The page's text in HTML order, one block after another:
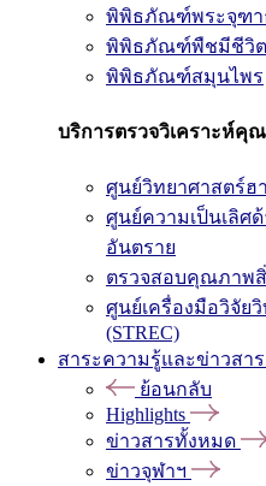
พิพิธภัณฑ์พระจุฑา
พิพิธภัณฑ์พืชมีชีวิต
พิพิธภัณฑ์สมุนไพร
บริการตรวจวิเคราะห์คุ
ศูนย์วิทยาศาสตร์ฮ
ศูนย์ความเป็นเลิศ
อันตราย
ตรวจสอบคุณภาพ
ศูนย์เครื่องมือวิจัย
(STREC)
สาระความรู้และข่าวสาร
ย้อนกลับ
Highlights
ข่าวสารทั้งหมด
ข่าวจุฬาฯ